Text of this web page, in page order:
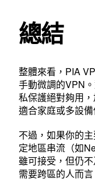
總結
整體來看，PIA
手動微調的VPN
私保護絕對夠用
適合家庭或多設備
不過，如果你的
定地區串流（如
雖可接受，但仍
需要跨區的人而言